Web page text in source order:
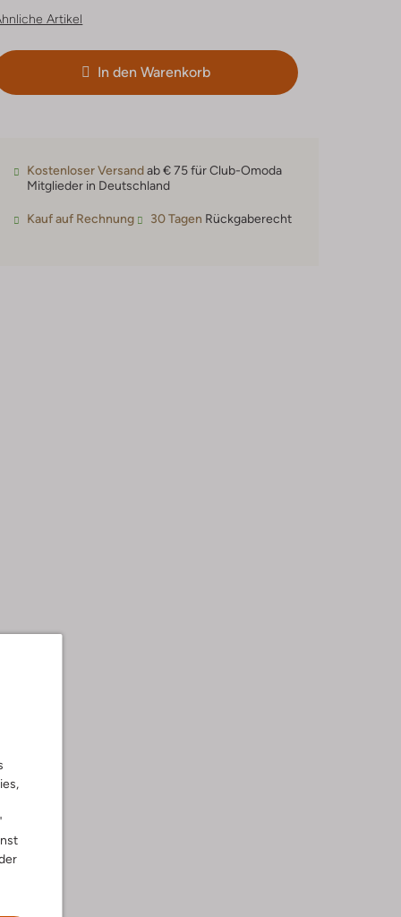
Artikel
In den Warenkorb
Kostenloser Versandab € 75 für Club-Omoda
Mitglieder in Deutschland
Kauf auf Rechnung 30 Tagen Rückgaberecht